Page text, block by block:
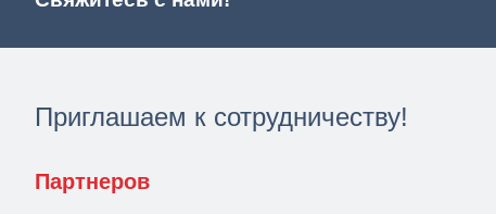
Приглашаем к сотрудничеству!
Партнеров